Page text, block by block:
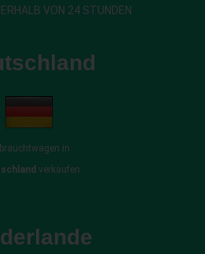
VON 24 STUNDEN
in
verkaufen